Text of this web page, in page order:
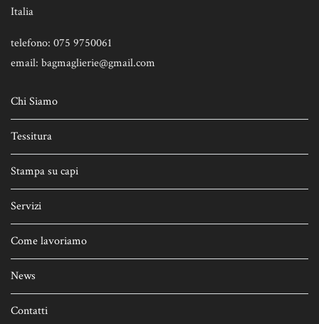
Italia
telefono: 075 9750061
email: bagmaglierie@gmail.com
Chi Siamo
Tessitura
Stampa su capi
Servizi
Come lavoriamo
News
Contatti